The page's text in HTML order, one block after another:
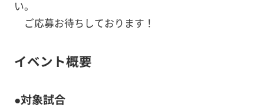
い。
ご応募お待ちしております！
イベント概要
●対象試合